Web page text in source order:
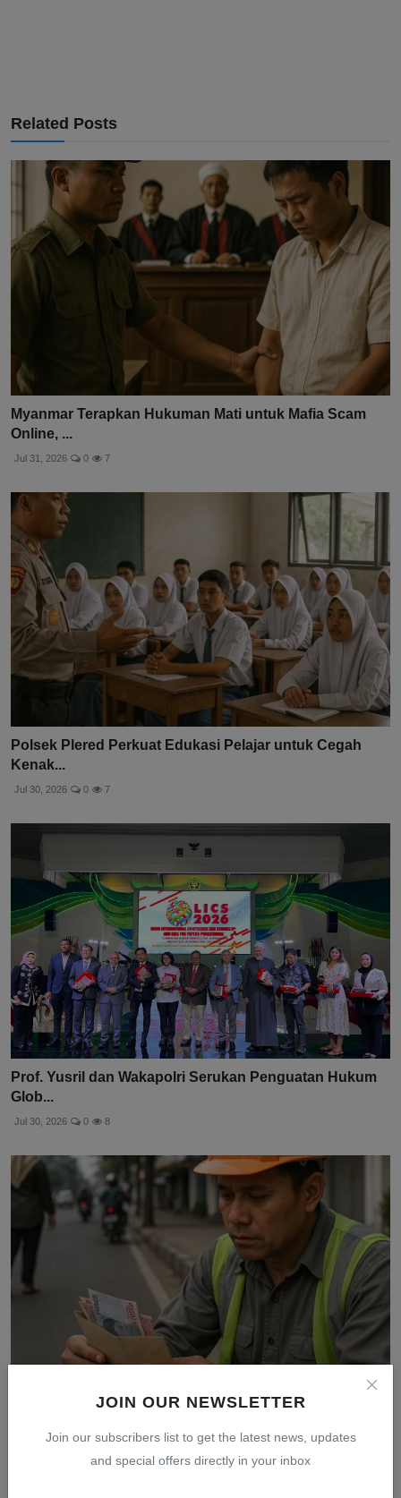
JOIN OUR NEWSLETTER
Join our subscribers list to get the latest news, updates
and special offers directly in your inbox
Related Posts
Myanmar Terapkan Hukuman Mati untuk Mafia Scam
Online, ...
Jul 31, 2026 0 7
Polsek Plered Perkuat Edukasi Pelajar untuk Cegah
Kenak...
Jul 30, 2026 0 7
Prof. Yusril dan Wakapolri Serukan Penguatan Hukum
Glob...
Jul 30, 2026 0 8
Penghidupan Layak dalam Sistem Pengupahan: